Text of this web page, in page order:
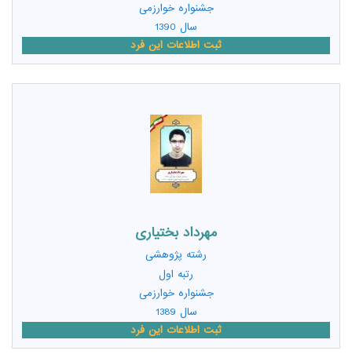
جشنواره خوارزمی
سال 1390
ثبت اطلاعات این فرد
مهرداد بختیاری
رشته پژوهشی
رتبه اول
جشنواره خوارزمی
سال 1389
ثبت اطلاعات این فرد